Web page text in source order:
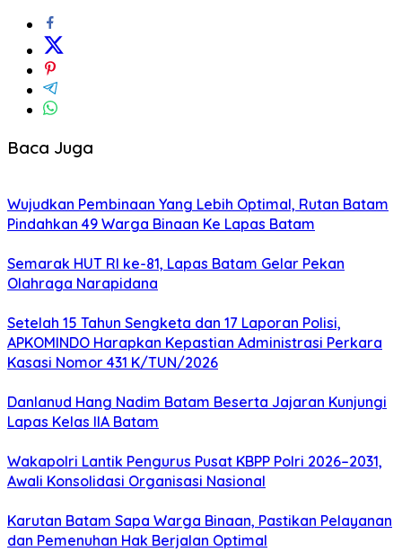
Baca Juga
Wujudkan Pembinaan Yang Lebih Optimal, Rutan Batam
Pindahkan 49 Warga Binaan Ke Lapas Batam
Semarak HUT RI ke-81, Lapas Batam Gelar Pekan
Olahraga Narapidana
Setelah 15 Tahun Sengketa dan 17 Laporan Polisi,
APKOMINDO Harapkan Kepastian Administrasi Perkara
Kasasi Nomor 431 K/TUN/2026
Danlanud Hang Nadim Batam Beserta Jajaran Kunjungi
Lapas Kelas IIA Batam
Wakapolri Lantik Pengurus Pusat KBPP Polri 2026–2031,
Awali Konsolidasi Organisasi Nasional
Karutan Batam Sapa Warga Binaan, Pastikan Pelayanan
dan Pemenuhan Hak Berjalan Optimal